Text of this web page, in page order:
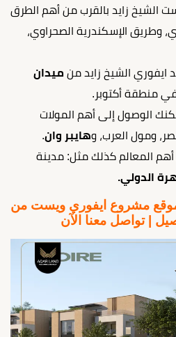
الشيخ زايد بالقرب من أهم الطرق
وطريق الإسكندرية الصحراوي،
ايفوري الشيخ زايد من ميدان
منطقة أكتوبر.
الوصول إلى أهم المولات
ومول العرب، وهايبر وان.
أهم المعالم كذلك مثل: مدينة
الدولي.
مشروع ايفوري ويست من
| تواصل معنا الآن